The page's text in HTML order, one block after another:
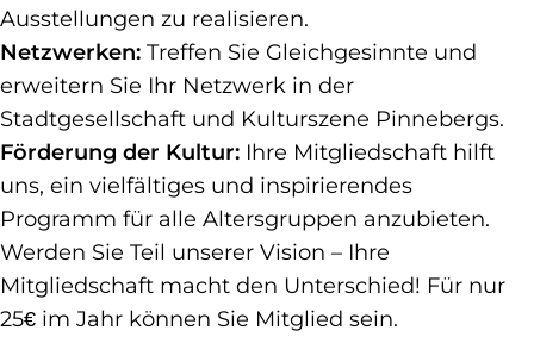
Ausstellungen zu realisieren.
Netzwerken: Treffen Sie Gleichgesinnte und
erweitern Sie Ihr Netzwerk in der
Stadtgesellschaft und Kulturszene Pinnebergs.
Förderung der Kultur: Ihre Mitgliedschaft hilft
uns, ein vielfältiges und inspirierendes
Programm für alle Altersgruppen anzubieten.
Werden Sie Teil unserer Vision – Ihre
Mitgliedschaft macht den Unterschied! Für nur
25€ im Jahr können Sie Mitglied sein.